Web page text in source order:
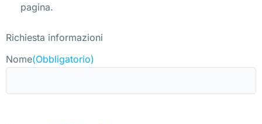
pagina.
Richiesta informazioni
Nome(Obbligatorio)